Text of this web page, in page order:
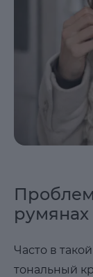
румянах
Часто в
тональный